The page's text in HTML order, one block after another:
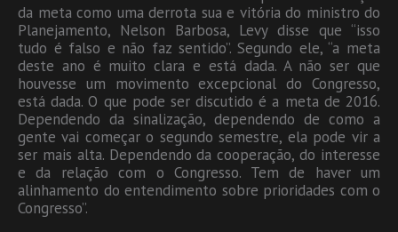
da meta como uma derrota sua e vitória do ministro do
Planejamento, Nelson Barbosa, Levy disse que “isso
tudo é falso e não faz sentido”. Segundo ele, “a meta
deste ano é muito clara e está dada. A não ser que
houvesse um movimento excepcional do Congresso,
está dada. O que pode ser discutido é a meta de 2016.
Dependendo da sinalização, dependendo de como a
gente vai começar o segundo semestre, ela pode vir a
ser mais alta. Dependendo da cooperação, do interesse
e da relação com o Congresso. Tem de haver um
alinhamento do entendimento sobre prioridades com o
Congresso”.